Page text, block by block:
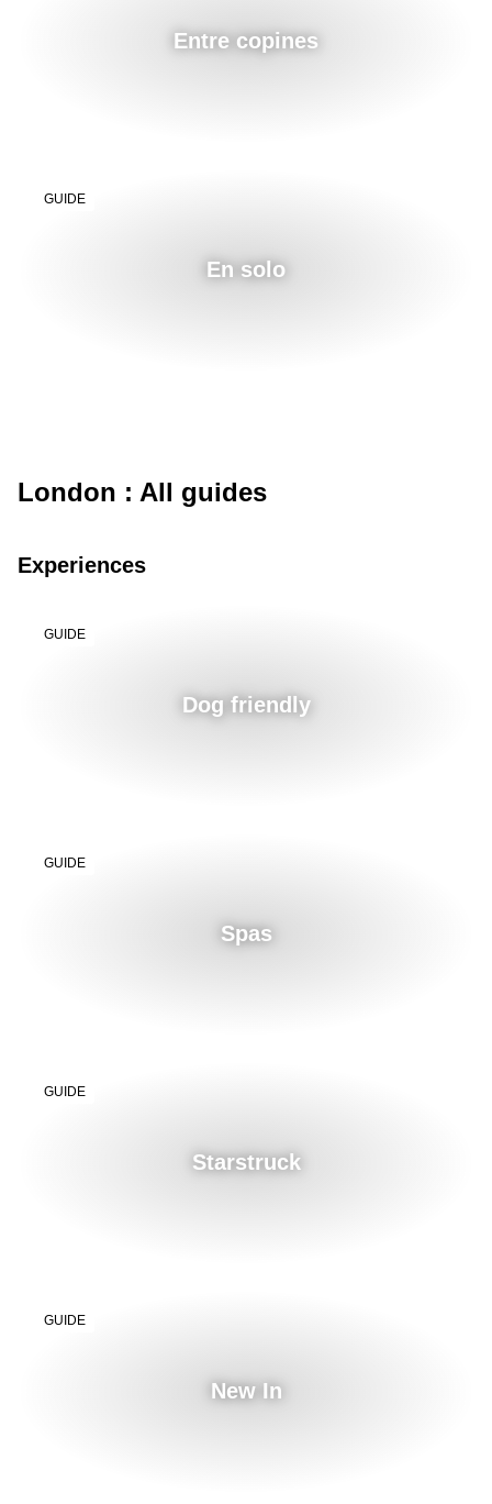
Entre copines
GUIDE
En solo
London : All guides
Experiences
GUIDE
Dog friendly
GUIDE
Spas
GUIDE
Starstruck
GUIDE
New In